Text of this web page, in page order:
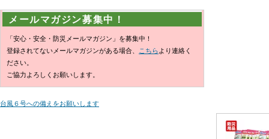
メールマガジン募集中！
「安心・安全・防災メールマガジン」を募集中！
登録されてないメールマガジンがある場合、
こちら より連絡く
ださい。
ご協力よろしくお願いします。
台風６号への備えをお願いします